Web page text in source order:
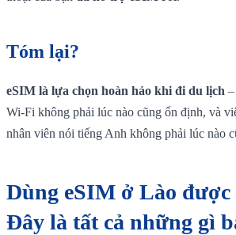
Tóm lại?
eSIM là lựa chọn hoàn hảo khi đi du lịch
Wi-Fi không phải lúc nào cũng ổn định, và
nhân viên nói tiếng Anh không phải lúc nào
Dùng eSIM ở Lào được
Đây là tất cả những gì